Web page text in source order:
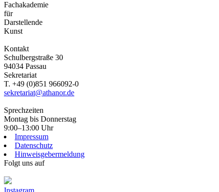
Fachakademie
für
Darstellende
Kunst
Kontakt
Schulbergstraße 30
94034 Passau
Sekretariat
T. +49 (0)851 966092-0
sekretariat@athanor.de
Sprechzeiten
Montag bis Donnerstag
9:00–13:00 Uhr
Impressum
Datenschutz
Hinweisgebermeldung
Folgt uns auf
Instagram